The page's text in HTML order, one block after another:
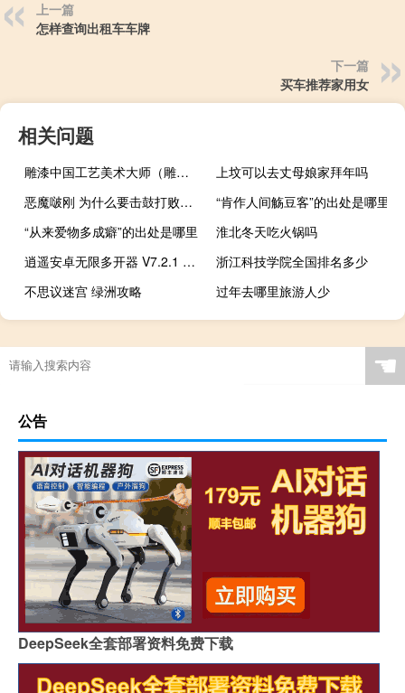
上一篇
怎样查询出租车车牌
下一篇
买车推荐家用女
相关问题
雕漆中国工艺美术大师（雕漆）
上坟可以去丈母娘家拜年吗
恶魔啵刚 为什么要击鼓打败杉之恶魔啵刚什么梗
“肯作人间觞豆客”的出处是哪里
“从来爱物多成癖”的出处是哪里
淮北冬天吃火锅吗
逍遥安卓无限多开器 V7.2.1 官方最新版（逍遥安卓无限多开器 V7.2.1 官方最新版功能简介）
浙江科技学院全国排名多少
不思议迷宫 绿洲攻略
过年去哪里旅游人少
☚
公告
DeepSeek全套部署资料免费下载